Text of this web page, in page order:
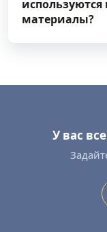
материалы?
У вас